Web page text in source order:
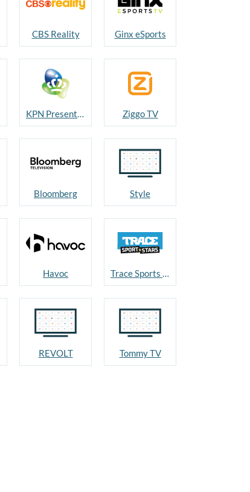
CBS Reality Ginx eSports
KPN Presenteert Ziggo TV
Bloomberg Style
Havoc Trace Sports Stars
REVOLT Tommy TV